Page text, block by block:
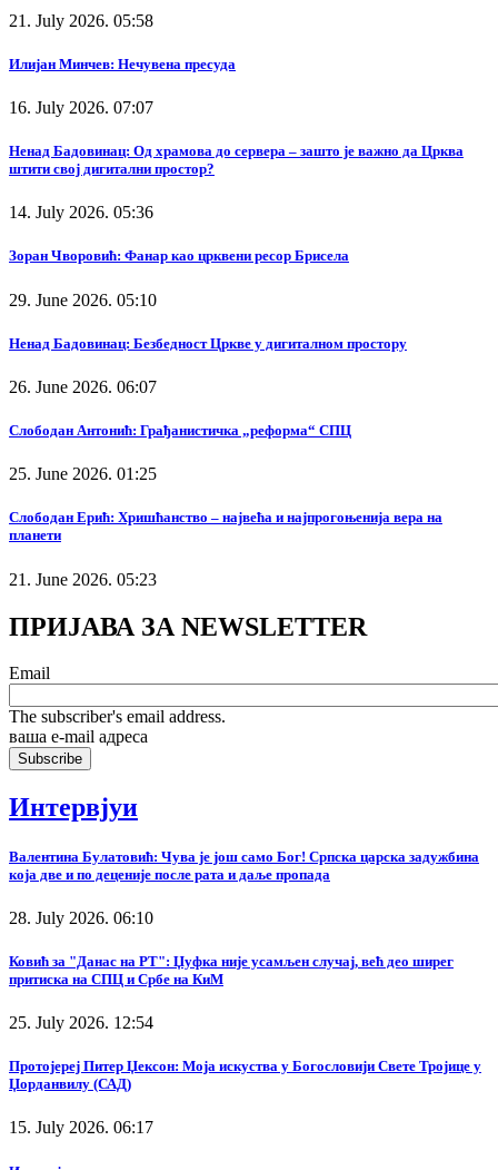
21. July 2026. 05:58
Илијан Минчев: Нечувена пресуда
16. July 2026. 07:07
Ненад Бадовинац: Од храмова до сервера – зашто је важно да Црква
штити свој дигитални простор?
14. July 2026. 05:36
Зоран Чворовић: Фанар као црквени ресор Брисела
29. June 2026. 05:10
Ненад Бадовинац: Безбедност Цркве у дигиталном простору
26. June 2026. 06:07
Слободан Антонић: Грађанистичка „реформа“ СПЦ
25. June 2026. 01:25
Слободан Ерић: Хришћанство – највећа и најпрогоњенија вера на
планети
21. June 2026. 05:23
ПРИЈАВА ЗА NEWSLETTER
Email
The subscriber's email address.
ваша е-mail адреса
Интервјуи
Валентина Булатовић: Чува је још само Бог! Српска царска задужбина
која две и по деценије после рата и даље пропада
28. July 2026. 06:10
Ковић за "Данас на РТ": Џуфка није усамљен случај, већ део ширег
притиска на СПЦ и Србе на КиМ
25. July 2026. 12:54
Протојереј Питер Џексон: Моја искуства у Богословији Свете Тројице у
Џорданвилу (САД)
15. July 2026. 06:17